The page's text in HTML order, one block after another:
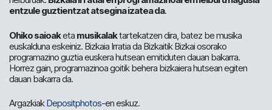
entzule guztientzat atsegina izatea da.
Ohiko saioaketa musikalaktartekatzen dira, batez be musika
euskalduna eskeiniz. Bizkaia Irratia da Bizkaitik Bizkai osorako
programazino guztia euskera hutsean emitiduten dauan bakarra.
Horrez gain, programazinoa goitik behera bizkaiera hutsean egiten
dauan bakarra da.
ArgazkiakDepositphotos-en eskuz.